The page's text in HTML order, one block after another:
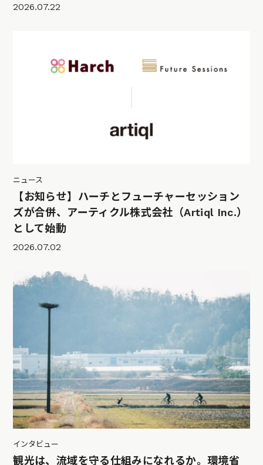
2026.07.22
ニュース
【お知らせ】ハーチとフューチャーセッション
ズが合併、アーティクル株式会社（Artiql Inc.）
として始動
2026.07.02
インタビュー
観光は、流域を守る仕組みになれるか。環境省